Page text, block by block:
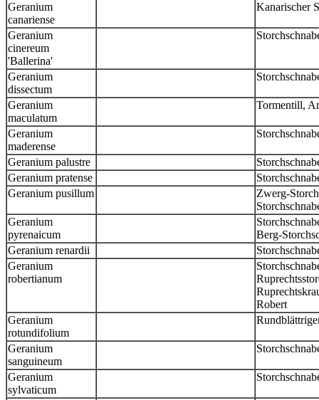
Geranium
canariense
Kanarischer
Geranium
cinereum
'Ballerina'
Geranium
dissectum
Geranium
maculatum
Tormentill,
Geranium
maderense
Geranium palustre
Geranium pratense
Geranium pusillum
Zwerg-
Geranium
pyrenaicum
Berg-
Geranium renardii
Geranium
robertianum
Robert
Geranium
rotundifolium
Geranium
sanguineum
Geranium
sylvaticum